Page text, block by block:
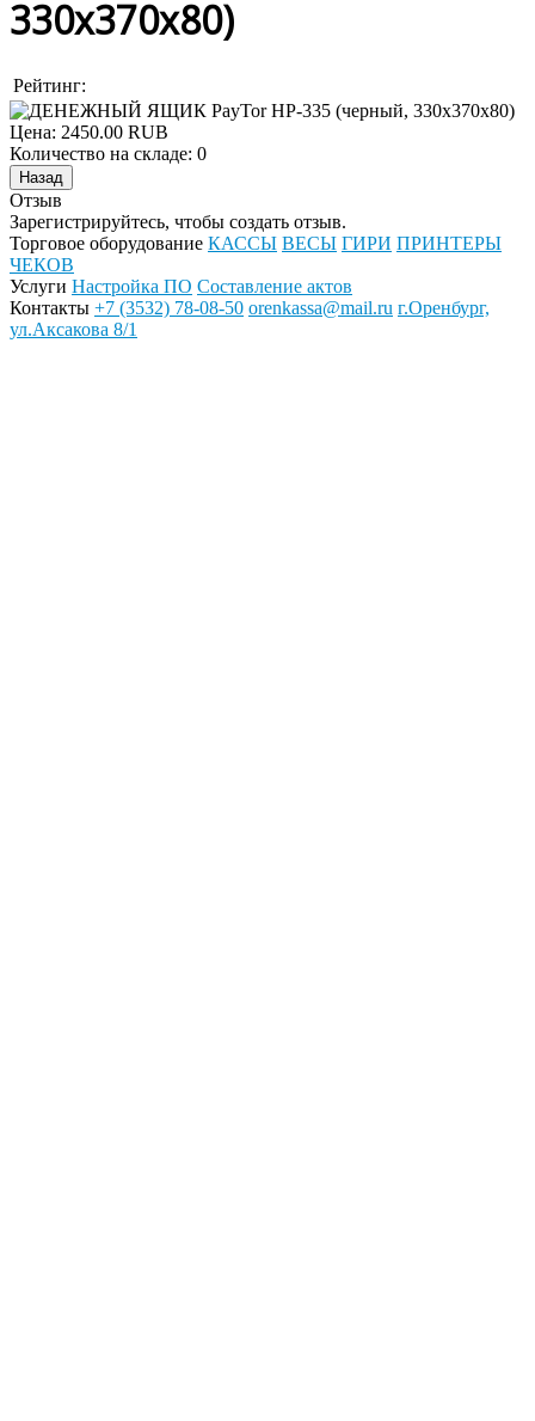
330х370х80)
Рейтинг:
Цена: 2450.00 RUB
Количество на складе: 0
Отзыв
Зарегистрируйтесь, чтобы создать отзыв.
Торговое оборудование КАССЫ ВЕСЫ ГИРИ ПРИНТЕРЫ
ЧЕКОВ
Услуги Настройка ПО Составление актов
Контакты +7 (3532) 78-08-50 orenkassa@mail.ru г.Оренбург,
ул.Аксакова 8/1